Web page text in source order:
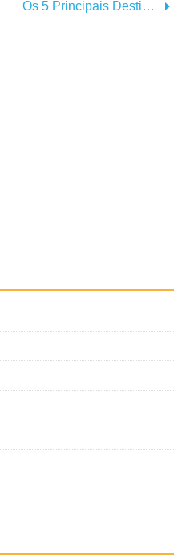
Os 5 Principais Destinos De Férias Em Kerala